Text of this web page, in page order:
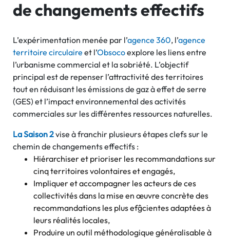
de changements effectifs
L’expérimentation menée par l’agence 360, l’agence
territoire circulaire et l’Obsocoexplore les liens entre
l’urbanisme commercial et la sobriété. L’objectif
principal est de repenser l’attractivité des territoires
tout en réduisant les émissions de gaz à effet de serre
(GES) et l’impact environnemental des activités
commerciales sur les différentes ressources naturelles.
La Saison 2vise à franchir plusieurs étapes clefs sur le
chemin de changements effectifs :
Hiérarchiser et prioriser les recommandations sur
cinq territoires volontaires et engagés,
Impliquer et accompagner les acteurs de ces
collectivités dans la mise en œuvre concrète des
recommandations les plus efĝcientes adaptées à
leurs réalités locales,
Produire un outil méthodologique généralisable à